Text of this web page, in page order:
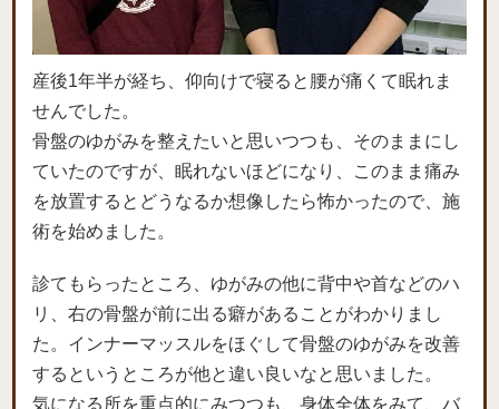
産後1年半が経ち、仰向けで寝ると腰が痛くて眠れま
せんでした。
骨盤のゆがみを整えたいと思いつつも、そのままにし
ていたのですが、眠れないほどになり、このまま痛み
を放置するとどうなるか想像したら怖かったので、施
術を始めました。
診てもらったところ、ゆがみの他に背中や首などのハ
リ、右の骨盤が前に出る癖があることがわかりまし
た。インナーマッスルをほぐして骨盤のゆがみを改善
するというところが他と違い良いなと思いました。
気になる所を重点的にみつつも、身体全体をみて、バ